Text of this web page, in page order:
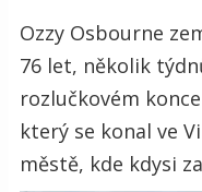
Ozzy Osbourne
76 let, několik
rozlučkovém
který se konal ve
městě, kde kdysi